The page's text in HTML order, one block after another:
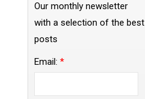
Our monthly newsletter
with a selection of the best
posts
Email: *